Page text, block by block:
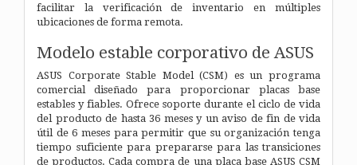
facilitar la verificación de inventario en múltiples
ubicaciones de forma remota.
Modelo estable corporativo de ASUS
ASUS Corporate Stable Model (CSM) es un programa
comercial diseñado para proporcionar placas base
estables y fiables. Ofrece soporte durante el ciclo de vida
del producto de hasta 36 meses y un aviso de fin de vida
útil de 6 meses para permitir que su organización tenga
tiempo suficiente para prepararse para las transiciones
de productos. Cada compra de una placa base ASUS CSM